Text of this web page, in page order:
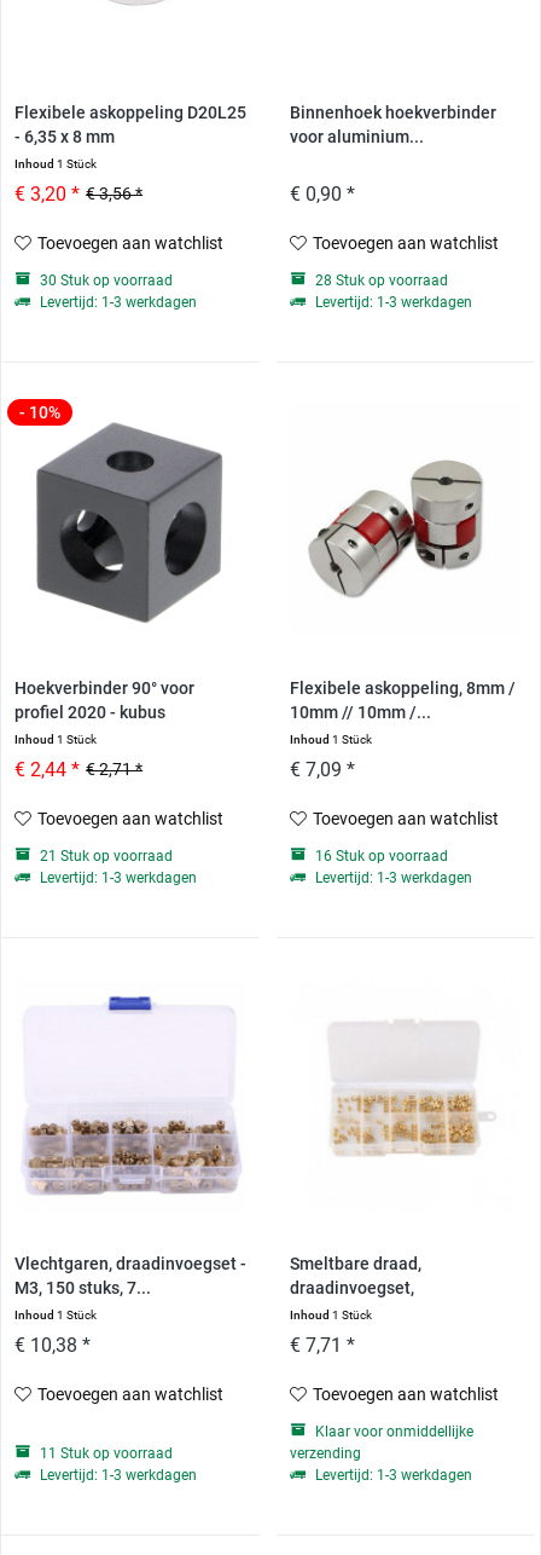
Flexibele askoppeling D20L25
- 6,35 x 8 mm
Inhoud1 Stück
€ 3,56 *
€ 3,20 *
Toevoegen aan watchlist
30 Stuk op voorraad
Levertijd: 1-3 werkdagen
Binnenhoek hoekverbinder
voor aluminium...
€ 0,90 *
Toevoegen aan watchlist
28 Stuk op voorraad
Levertijd: 1-3 werkdagen
- 10%
Hoekverbinder 90° voor
profiel 2020 - kubus
Inhoud1 Stück
€ 2,71 *
€ 2,44 *
Toevoegen aan watchlist
21 Stuk op voorraad
Levertijd: 1-3 werkdagen
Flexibele askoppeling, 8mm /
10mm // 10mm /...
Inhoud 1 Stück
€ 7,09 *
Toevoegen aan watchlist
16 Stuk op voorraad
Levertijd: 1-3 werkdagen
Vlechtgaren, draadinvoegset -
M3, 150 stuks, 7...
Inhoud1 Stück
€ 10,38 *
Toevoegen aan watchlist
11 Stuk op voorraad
Levertijd: 1-3 werkdagen
Smeltbare draad,
draadinvoegset,
verschillende...
Inhoud 1 Stück
€ 7,71 *
Toevoegen aan watchlist
Klaar voor onmiddellijke
verzending
Levertijd: 1-3 werkdagen